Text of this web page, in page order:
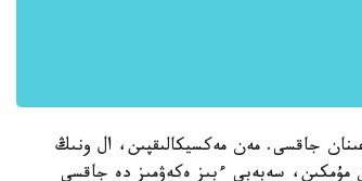
جاقسى. مەن مەكسيكالىقپىن، ال ونىڭ
مۇمكىن، سەبەبى ءبىز ەكەۋمىز دە جاقسى